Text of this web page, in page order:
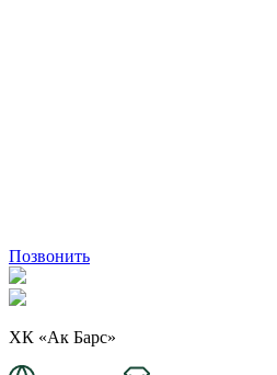
Позвонить
ХК «Ак Барс»